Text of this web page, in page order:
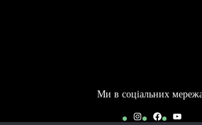
Ми в соціальних
InstagramFacebook